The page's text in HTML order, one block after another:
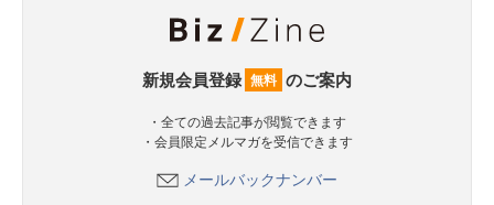
新規会員登録 無料 のご案内
・全ての過去記事が閲覧できます
・会員限定メルマガを受信できます
メールバックナンバー